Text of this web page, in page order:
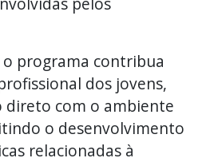
programa contribua
dos jovens,
com o ambiente
o desenvolvimento
relacionadas à